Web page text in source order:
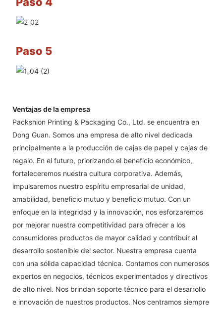
Paso 5
Ventajas de la empresa
Packshion Printing & Packaging Co., Ltd. se encuentra en
Dong Guan. Somos una empresa de alto nivel dedicada
principalmente a la producción de cajas de papel y cajas de
regalo. En el futuro, priorizando el beneficio económico,
fortaleceremos nuestra cultura corporativa. Además,
impulsaremos nuestro espíritu empresarial de unidad,
amabilidad, beneficio mutuo y beneficio mutuo. Con un
enfoque en la integridad y la innovación, nos esforzaremos
por mejorar nuestra competitividad para ofrecer a los
consumidores productos de mayor calidad y contribuir al
desarrollo sostenible del sector. Nuestra empresa cuenta
con una sólida capacidad técnica. Contamos con numerosos
expertos en negocios, técnicos experimentados y directivos
de alto nivel. Nos brindan soporte técnico para el desarrollo
e innovación de nuestros productos. Nos centramos siempre